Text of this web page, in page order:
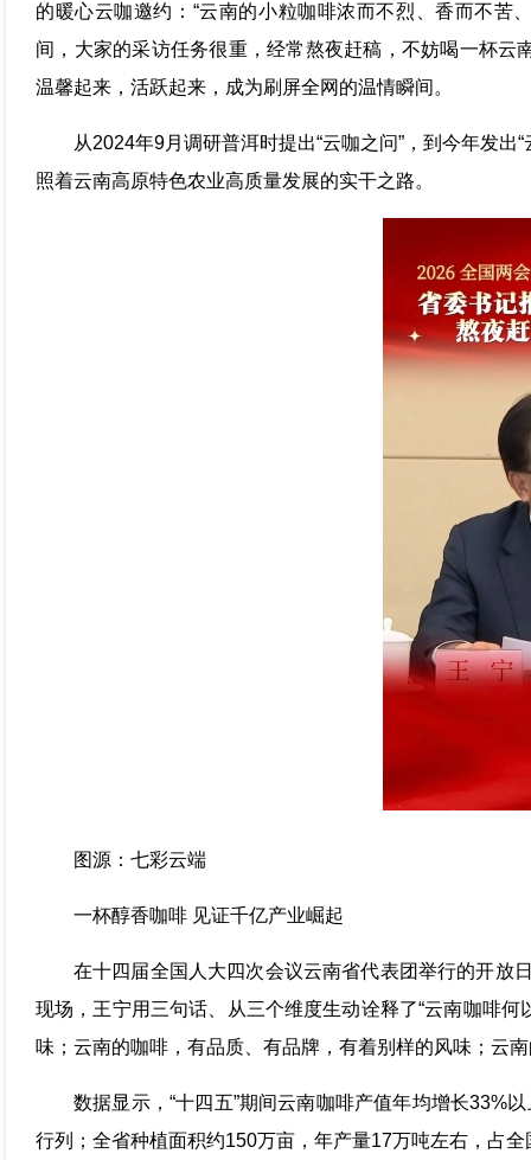
的暖心云咖邀约：“云南的小粒咖啡浓而不烈、香而不
间，大家的采访任务很重，经常熬夜赶稿，不妨喝一杯云
温馨起来，活跃起来，成为刷屏全网的温情瞬间。
从2024年9月调研普洱时提出“云咖之问”，到今年发
照着云南高原特色农业高质量发展的实干之路。
图源：七彩云端
一杯醇香咖啡 见证千亿产业崛起
在十四届全国人大四次会议云南省代表团举行的开放
现场，王宁用三句话、从三个维度生动诠释了“云南咖啡
味；云南的咖啡，有品质、有品牌，有着别样的风味；云
数据显示，“十四五”期间云南咖啡产值年均增长33%
行列；全省种植面积约150万亩，年产量17万吨左右，占